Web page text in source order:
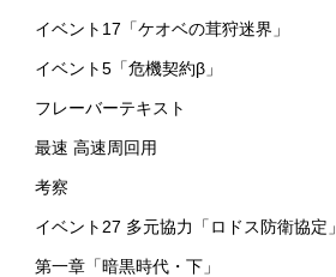
イベント17「ケオベの茸狩迷界」
イベント5「危機契約β」
フレーバーテキスト
最速 高速周回用
考察
イベント27 多元協力「ロドス防衛協定」
第一章「暗黒時代・下」